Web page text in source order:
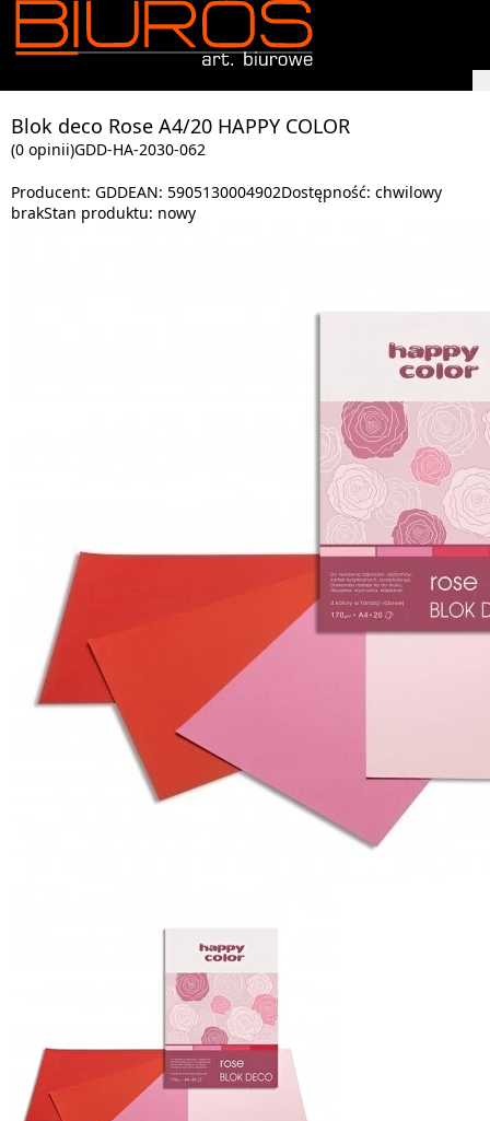
Blok deco Rose A4/20 HAPPY COLOR
(0 opinii)GDD-HA-2030-062
Producent: GDDEAN: 5905130004902Dostępność: chwilowy
brakStan produktu: nowy